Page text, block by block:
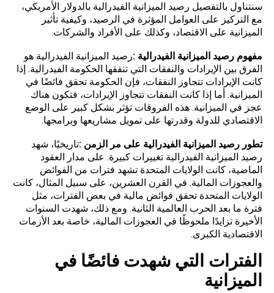
سنتناول بالتفصيل رصيد الميزانية الفيدرالية بالدولار الأمريكي،
مع التركيز على العوامل المؤثرة في الرصيد، وكيفية تأثير
الميزانية على الاقتصاد، وكذلك على الأفراد والشركات.
مفهوم رصيد الميزانية الفيدرالية :رصيد الميزانية الفيدرالية هو
الفرق بين الإيرادات والنفقات التي تنفقها الحكومة الفيدرالية. إذا
كانت الإيرادات تتجاوز النفقات، فإن الحكومة تحقق فائضًا في
الميزانية. أما إذا كانت النفقات تتجاوز الإيرادات، فتكون هناك
عجز في الميزانية. هذه الفروقات تؤثر بشكل كبير على الوضع
الاقتصادي للدولة وقدرتها على تمويل مشاريعها وبرامجها.
تطور رصيد الميزانية الفيدرالية على مر الزمن :تاريخيًا، شهد
رصيد الميزانية الفيدرالية تغييرات كبيرة. على مدار العقود
الماضية، كانت الولايات المتحدة تشهد فترات من الفوائض
والعجوزات المالية. في القرن العشرين، على سبيل المثال، كانت
الولايات المتحدة تحقق فوائض مالية في بعض الفترات، مثل
فترة ما بعد الحرب العالمية الثانية. ومع ذلك، شهدت السنوات
الأخيرة تزايدًا ملحوظًا في العجوزات المالية، خاصة بعد الأزمات
الاقتصادية الكبرى.
الفترات التي شهدت فائضًا في
الميزانية